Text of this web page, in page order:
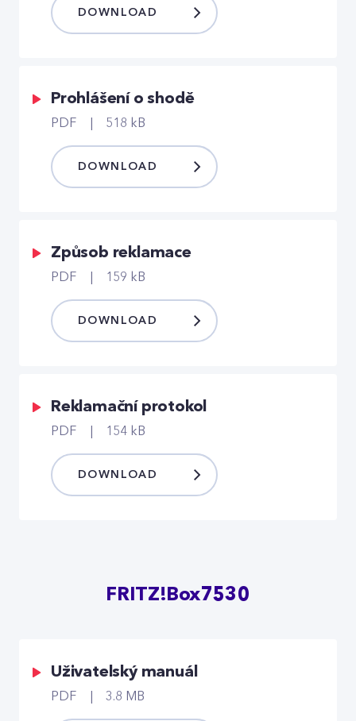
DOWNLOAD
Prohlášení o shodě
PDF 518 kB
DOWNLOAD
Způsob reklamace
PDF 159 kB
DOWNLOAD
Reklamační protokol
PDF 154 kB
DOWNLOAD
FRITZ!Box7530
Uživatelský manuál
PDF 3.8 MB